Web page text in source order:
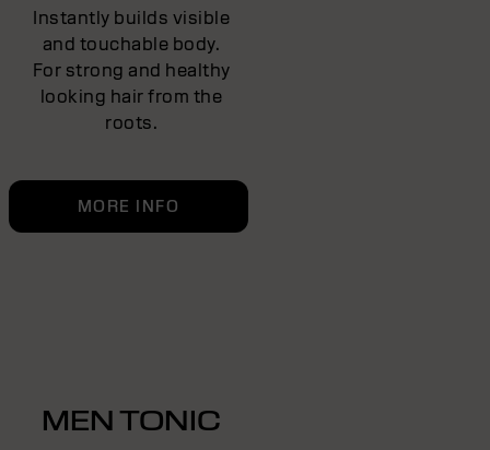
Instantly builds visible
and touchable body.
For strong and healthy
looking hair from the
roots.
MORE INFO
MEN TONIC